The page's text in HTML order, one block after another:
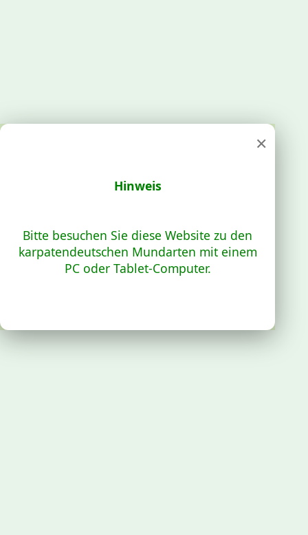
×
Hinweis
Bitte besuchen Sie diese Website zu den
karpatendeutschen Mundarten mit einem
PC oder Tablet-Computer.